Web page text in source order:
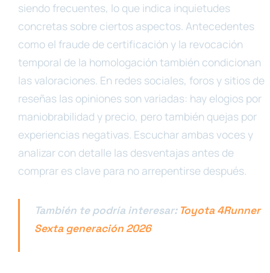
siendo frecuentes, lo que indica inquietudes
concretas sobre ciertos aspectos. Antecedentes
como el fraude de certificación y la revocación
temporal de la homologación también condicionan
las valoraciones. En redes sociales, foros y sitios de
reseñas las opiniones son variadas: hay elogios por
maniobrabilidad y precio, pero también quejas por
experiencias negativas. Escuchar ambas voces y
analizar con detalle las desventajas antes de
comprar es clave para no arrepentirse después.
También te podría interesar:Toyota 4Runner
Sexta generación 2026